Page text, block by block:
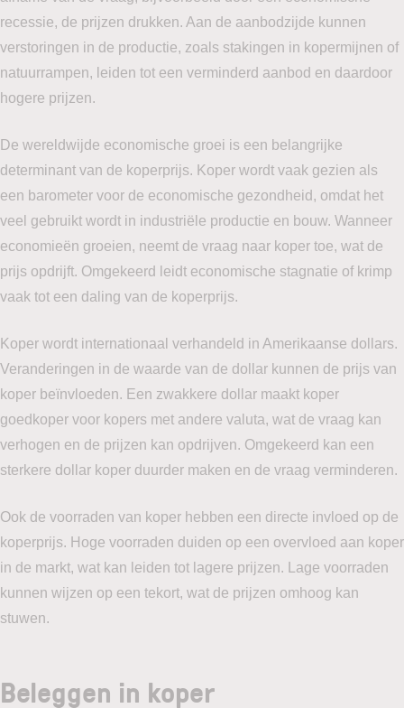
recessie, de prijzen drukken. Aan de aanbodzijde kunnen
verstoringen in de productie, zoals stakingen in kopermijnen of
natuurrampen, leiden tot een verminderd aanbod en daardoor
hogere prijzen.
De wereldwijde economische groei is een belangrijke
determinant van de koperprijs. Koper wordt vaak gezien als
een barometer voor de economische gezondheid, omdat het
veel gebruikt wordt in industriële productie en bouw. Wanneer
economieën groeien, neemt de vraag naar koper toe, wat de
prijs opdrijft. Omgekeerd leidt economische stagnatie of krimp
vaak tot een daling van de koperprijs.
Koper wordt internationaal verhandeld in Amerikaanse dollars.
Veranderingen in de waarde van de dollar kunnen de prijs van
koper beïnvloeden. Een zwakkere dollar maakt koper
goedkoper voor kopers met andere valuta, wat de vraag kan
verhogen en de prijzen kan opdrijven. Omgekeerd kan een
sterkere dollar koper duurder maken en de vraag verminderen.
Ook de voorraden van koper hebben een directe invloed op de
koperprijs. Hoge voorraden duiden op een overvloed aan koper
in de markt, wat kan leiden tot lagere prijzen. Lage voorraden
kunnen wijzen op een tekort, wat de prijzen omhoog kan
stuwen.
Beleggen in koper